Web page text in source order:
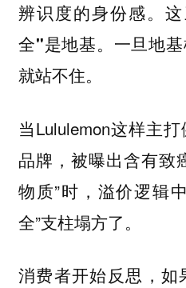
辨识度的身份感。
全"是地基。一旦地
就站不住。
当Lululemon这样主
品牌，被曝出含有致
物质”时，溢价逻辑
全”支柱塌方了。
消费者开始反思，如